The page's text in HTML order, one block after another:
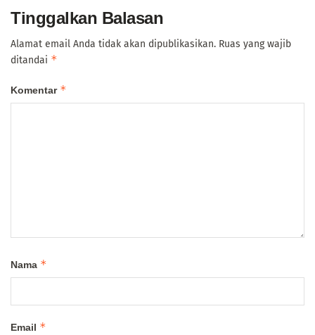
Tinggalkan Balasan
Alamat email Anda tidak akan dipublikasikan. Ruas yang wajib
ditandai *
Komentar *
Nama *
Email *